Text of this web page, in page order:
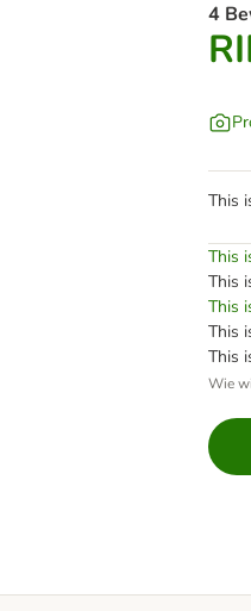
4
This
This
This
This
This
This
Wie